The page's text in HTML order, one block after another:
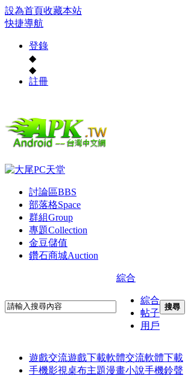
設為首頁收藏本站
快捷導航
登錄
◆
◆
註冊
討論區BBS
部落格Space
群組Group
專題Collection
金豆儲值
鑽石商城Auction
綜合
綜合
帖子
用戶
搜尋
遊戲交流遊戲下載軟體交流軟體下載
手機影視桌布主題漫畫小說手機鈴聲